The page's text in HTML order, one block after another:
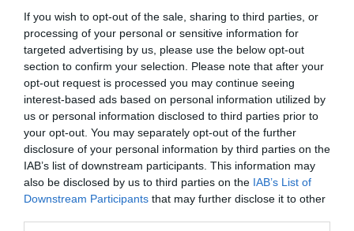
If you wish to opt-out of the sale, sharing to third parties, or
processing of your personal or sensitive information for
targeted advertising by us, please use the below opt-out
section to confirm your selection. Please note that after your
opt-out request is processed you may continue seeing
interest-based ads based on personal information utilized by
us or personal information disclosed to third parties prior to
your opt-out. You may separately opt-out of the further
disclosure of your personal information by third parties on the
IAB’s list of downstream participants. This information may
also be disclosed by us to third parties on the IAB’s List of
Downstream Participants that may further disclose it to other
Soutenez Air Journal participezà son
développement !
NOUS SOUTENIR
DERNIERS COMMENTAIRES